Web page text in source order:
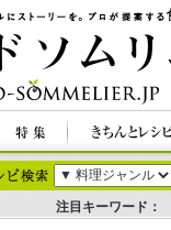
注目キーワード：